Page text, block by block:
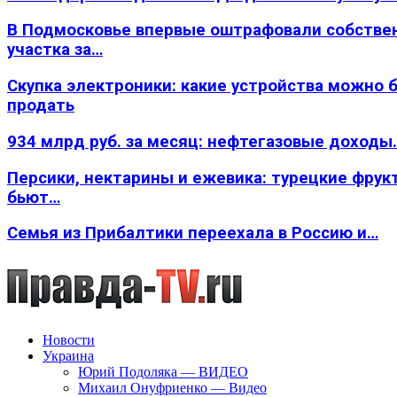
В Подмосковье впервые оштрафовали
участка за…
Скупка электроники: какие устройства можно
продать
934 млрд руб. за месяц: нефтегазовые
Персики, нектарины и ежевика: турецкие
бьют…
Семья из Прибалтики переехала в Россию и…
Новости
Украина
Юрий Подоляка — ВИДЕО
Михаил Онуфриенко — Видео